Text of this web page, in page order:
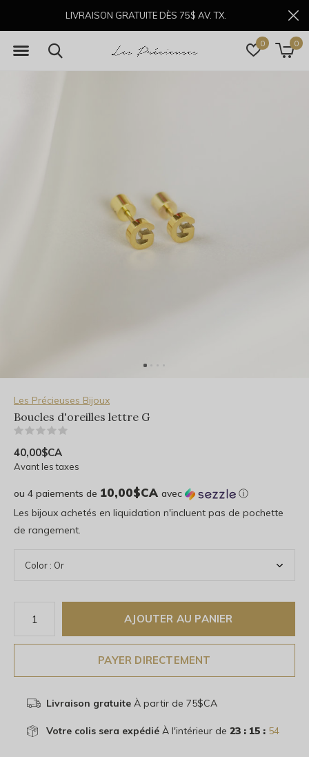
0 0
LIVRAISON GRATUITE DÈS 75$ AV. TX.
Les Précieuses Bijoux
Boucles d'oreilles lettre G
40,00$CA
Avant les taxes
ou 4 paiements de 10,00$CA avec
ⓘ
Les bijoux achetés en liquidation n'incluent pas de pochette
de rangement.
AJOUTER AU PANIER
PAYER DIRECTEMENT
Livraison gratuiteÀ partir de 75$CA
Votre colis sera expédiéÀ l'intérieur de 23 : 15 : 53